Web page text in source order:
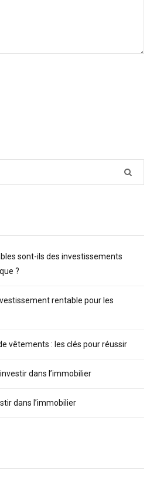
sont-ils des investissements
?
rentable pour les
vêtements : les clés pour réussir
dans l’immobilier
dans l’immobilier